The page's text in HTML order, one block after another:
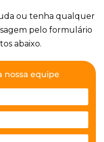
ou tenha qualquer
pelo formulário
abaixo.
nossa equipe